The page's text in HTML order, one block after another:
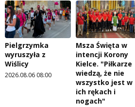
Pielgrzymka
wyruszyła z
Wiślicy
2026.08.06 08:00
Msza Święta w
intencji Korony
Kielce. "Piłkarze
wiedzą, że nie
wszystko jest w
ich rękach i
nogach"